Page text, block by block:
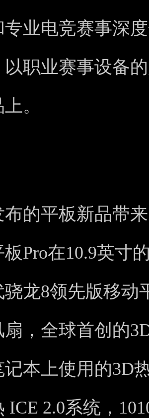
专业电竞赛事深
以职业赛事设备
。
布的平板新品带
板Pro在10.9英寸
骁龙8领先版移动
扇，全球首创的
记本上使用的3D
ICE 2.0系统，